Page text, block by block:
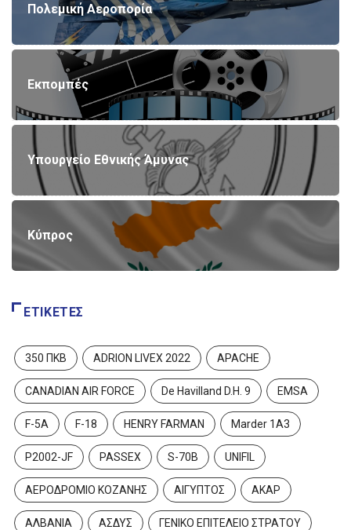
Πολεμική Αεροπορία
Εκπομπές
Υπουργείο Εθνικής Άμυνας
Κύπρος
ΕΤΙΚΈΤΕΣ
350 ΠΚΒ ADRION LIVEX 2022 APACHE
CANADIAN AIR FORCE De Havilland D.H. 9 EMSA
F-5A F-18 HENRY FARMAN Marder 1A3
P2002-JF PASSEX S-70B UNIFIL
ΑΕΡΟΔΡΟΜΙΟ ΚΟΖΑΝΗΣ ΑΙΓΥΠΤΟΣ ΑΚΑΡ
ΑΛΒΑΝΙΑ ΑΣΔΥΣ ΓΕΝΙΚΟ ΕΠΙΤΕΛΕΙΟ ΣΤΡΑΤΟΥ